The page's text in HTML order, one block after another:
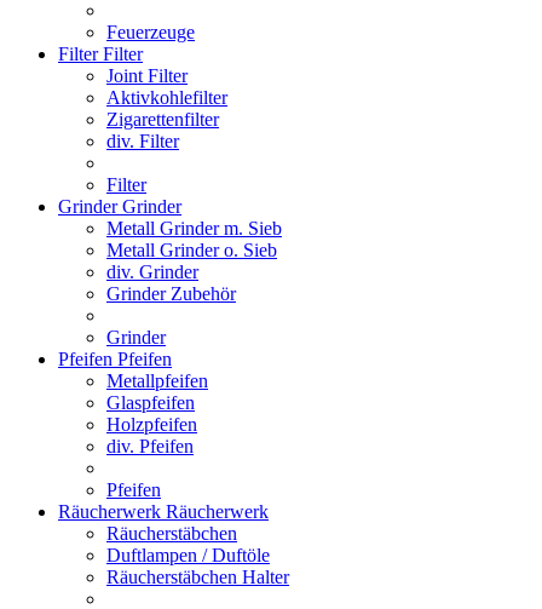
Feuerzeuge
FilterFilter
Joint Filter
Aktivkohlefilter
Zigarettenfilter
div. Filter
Filter
GrinderGrinder
Metall Grinder m. Sieb
Metall Grinder o. Sieb
div. Grinder
Grinder Zubehör
Grinder
Pfeifen Pfeifen
Metallpfeifen
Glaspfeifen
Holzpfeifen
div. Pfeifen
Pfeifen
Räucherwerk Räucherwerk
Räucherstäbchen
Duftlampen / Duftöle
Räucherstäbchen Halter